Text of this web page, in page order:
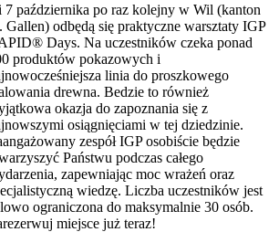
7 października po raz kolejny w Wil (kanton
Gallen) odbędą się praktyczne warsztaty IGP
Days. Na uczestników czeka ponad
produktów pokazowych i
linia do proszkowego
drewna. Bedzie to również
okazja do zapoznania się z
osiągnięciami w tej dziedzinie.
zespół IGP osobiście będzie
Państwu podczas całego
zapewniając moc wrażeń oraz
wiedzę. Liczba uczestników jest
ograniczona do maksymalnie 30 osób.
miejsce już teraz!